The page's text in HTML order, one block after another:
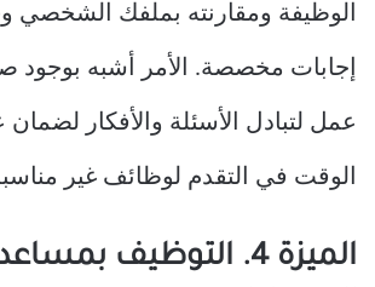
الوظيفة ومقارنته بملفك الشخصي
إجابات مخصصة. الأمر أشبه
عمل لتبادل الأسئلة والأفكار
الوقت في التقدم لوظائف غير
الميزة 4. التوظيف